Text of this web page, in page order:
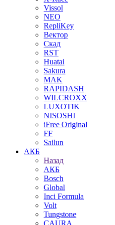
Vissol
NEO
RepliKey
Вектор
Скад
RST
Huatai
Sakura
MAK
RAPIDASH
WILCROXX
LUXOTIK
NISOSHI
iFree Original
FF
Sailun
АКБ
Назад
АКБ
Bosch
Global
Inci Formula
Volt
Tungstone
CAURA